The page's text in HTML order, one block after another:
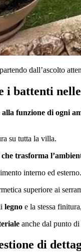
dall’ascolto
i battenti
funzione di ogni
su tutta la villa.
trasforma
interno ed esterno.
superiore ai
legno e la stessa
anche dal punto
di